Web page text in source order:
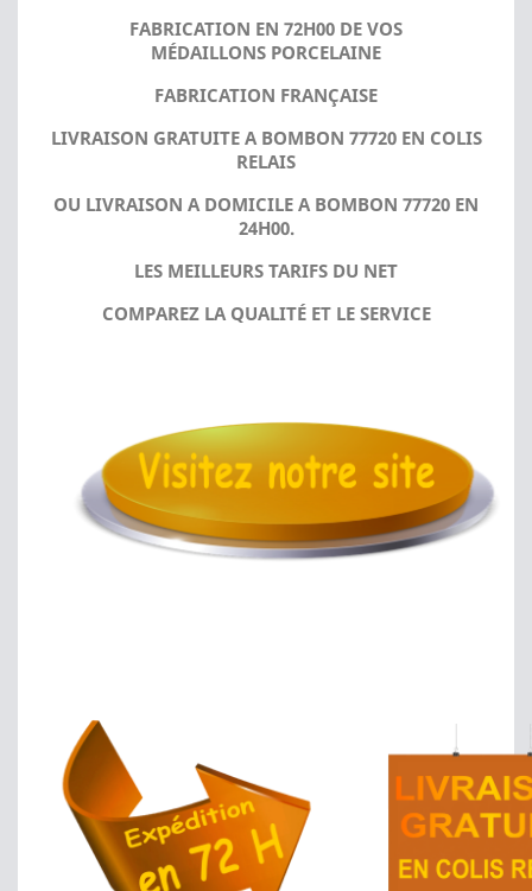
FABRICATION EN 72H00 DE VOS
MÉDAILLONS PORCELAINE
FABRICATION FRANÇAISE
LIVRAISON GRATUITE A BOMBON 77720 EN COLIS
RELAIS
OU LIVRAISON A DOMICILE A BOMBON 77720 EN
24H00.
LES MEILLEURS TARIFS DU NET
COMPAREZ LA QUALITÉ ET LE SERVICE